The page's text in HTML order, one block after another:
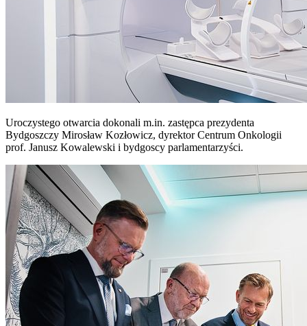
Uroczystego otwarcia dokonali m.in. zastępca prezydenta
Bydgoszczy Mirosław Kozłowicz, dyrektor Centrum Onkologii
prof. Janusz Kowalewski i bydgoscy parlamentarzyści.